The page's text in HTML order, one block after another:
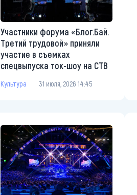
Участники форума «Блог.Бай.
Третий трудовой» приняли
участие в съемках
спецвыпуска ток-шоу на СТВ
Культура 31 июля, 2026 14:45